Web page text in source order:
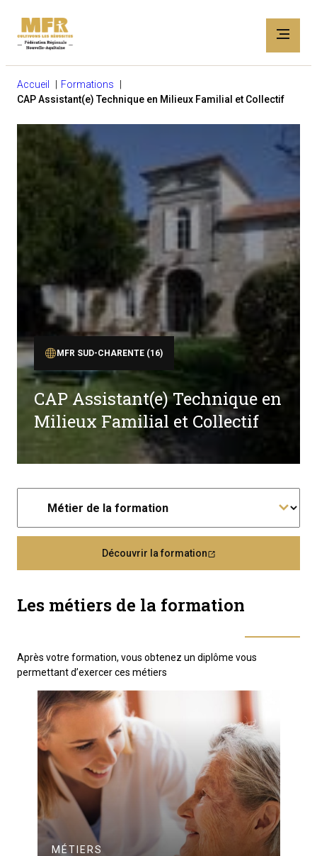
Accueil
Formations
CAP Assistant(e) Technique en Milieux Familial et Collectif
MFR SUD-CHARENTE (16)
CAP Assistant(e) Technique en
Milieux Familial et Collectif
Découvrir la formation
Les métiers de la formation
Après votre formation, vous obtenez un diplôme vous
permettant d’exercer ces métiers
MÉTIERS